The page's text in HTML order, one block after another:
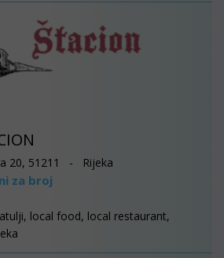
20, 51211 - Rijeka
za broj
local food, local restaurant,